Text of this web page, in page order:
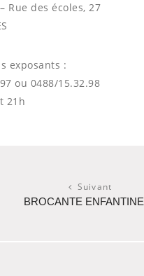
Rue des écoles, 27
exposants :
ou 0488/15.32.98
21h
Suivant
BROCANTE ENFANTINE